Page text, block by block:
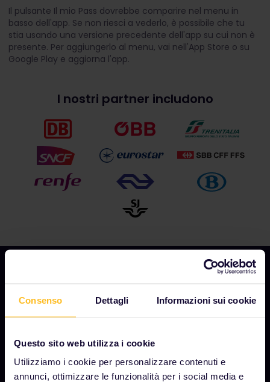
Consenso Dettagli Informazioni sui cookie
Questo sito web utilizza i cookie
Utilizziamo i cookie per personalizzare contenuti e
annunci, ottimizzare le funzionalità per i social media e
Il pulsante Il mio Pass dovrebbe comparire nel menu in
basso dell'app. Se non riesci a vederlo, è possibile che tu
stia usando una versione precedente dell'app su cui non è
presente. Per aggiungerlo al menu, vai nell'App Store o su
Google Play e aggiorna l'app.
I nostri partner includono
AZIENDA
Opportunità di lavoro
Sala stampa